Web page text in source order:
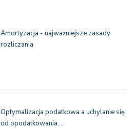
Amortyzacja - najważniejsze zasady
rozliczania
Optymalizacja podatkowa a uchylanie się
od opodatkowania…